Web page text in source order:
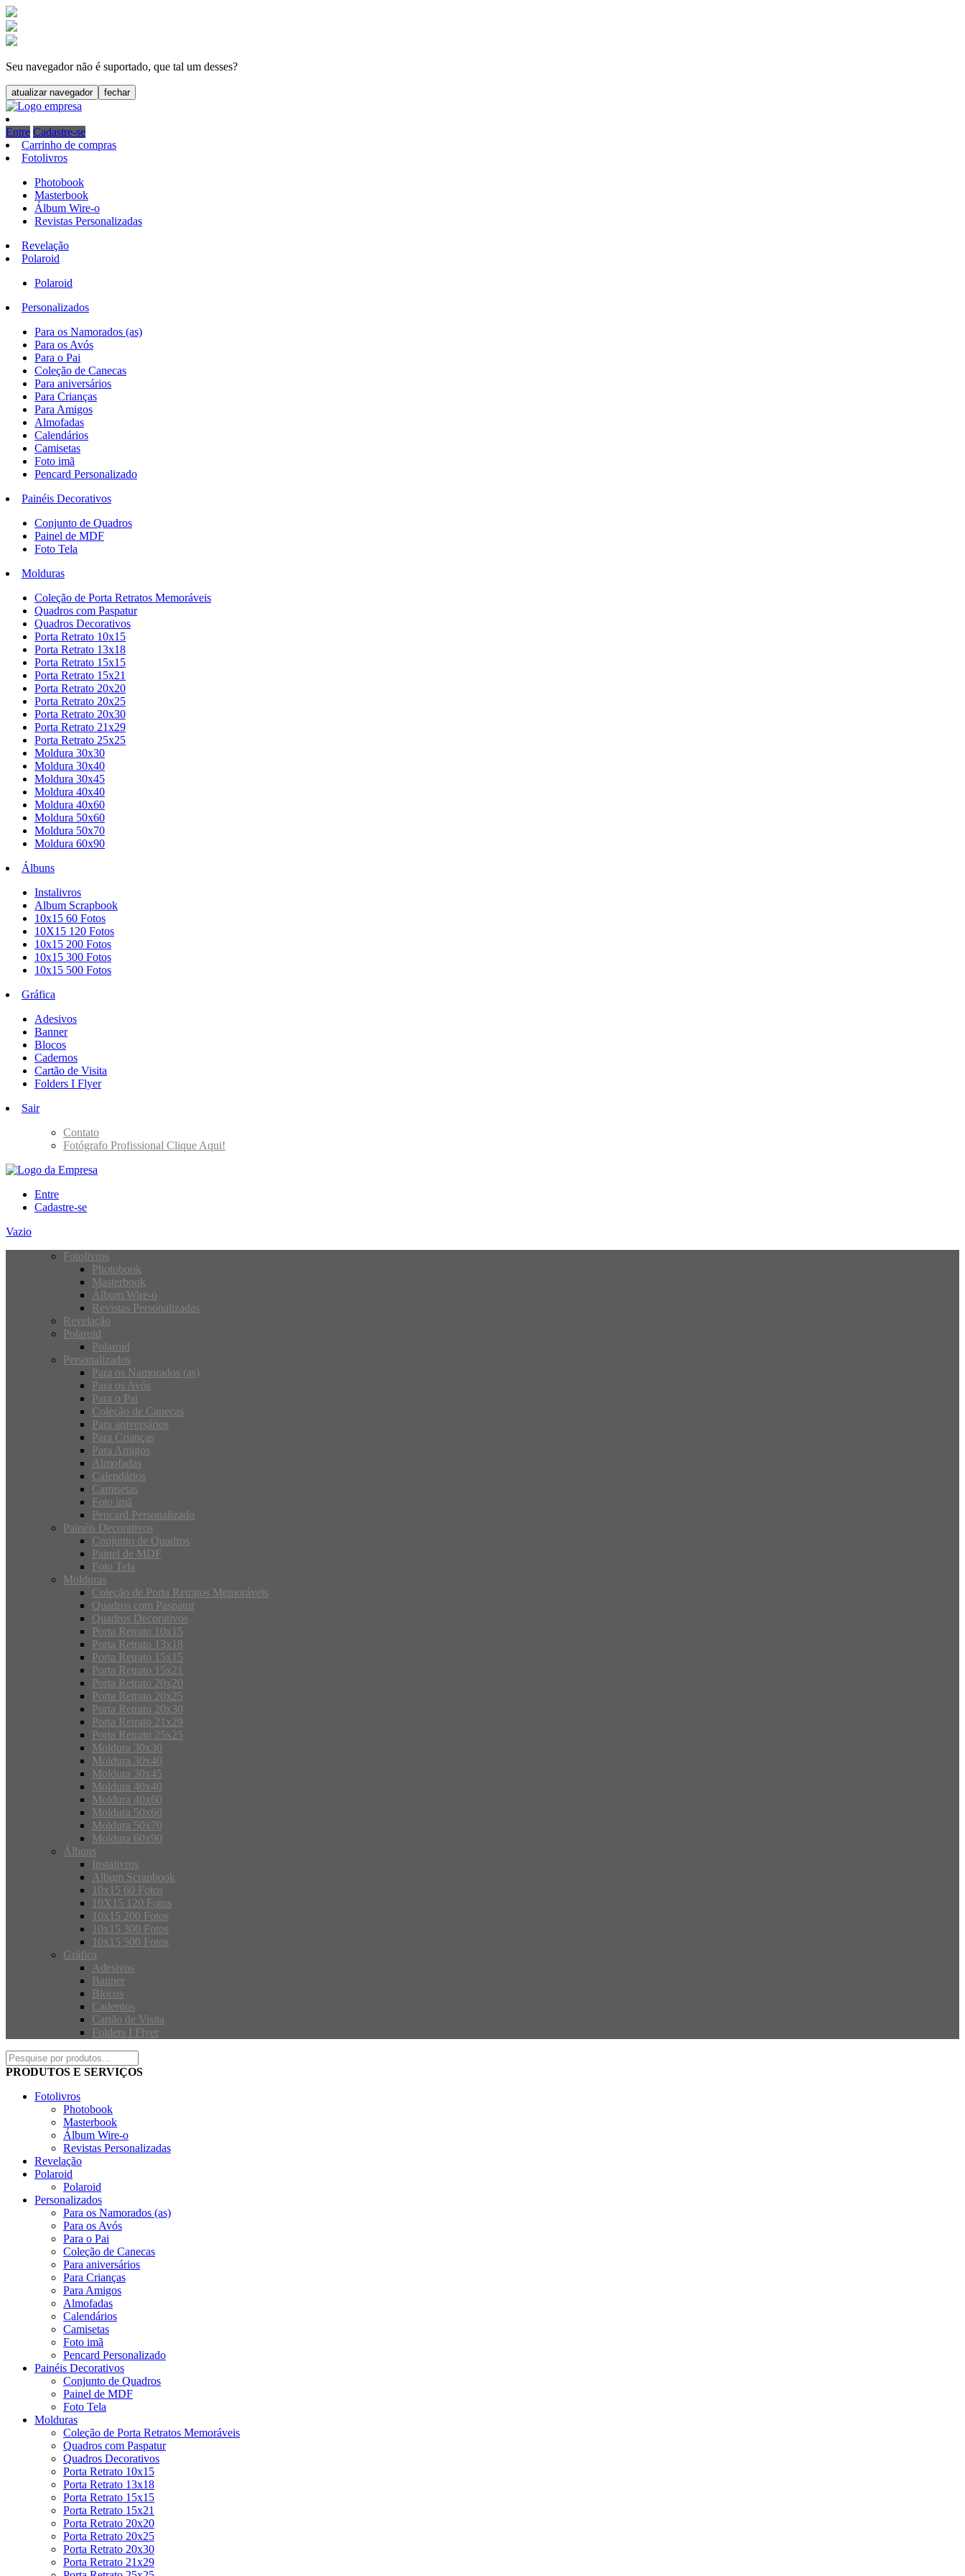
Seu navegador não é suportado, que tal um desses?
atualizar navegador fechar
Entre Cadastre-se
Carrinho de compras
Fotolivros
Photobook
Masterbook
Álbum Wire-o
Revistas Personalizadas
Revelação
Polaroid
Polaroid
Personalizados
Para os Namorados (as)
Para os Avós
Para o Pai
Coleção de Canecas
Para aniversários
Para Crianças
Para Amigos
Almofadas
Calendários
Camisetas
Foto imã
Pencard Personalizado
Painéis Decorativos
Conjunto de Quadros
Painel de MDF
Foto Tela
Molduras
Coleção de Porta Retratos Memoráveis
Quadros com Paspatur
Quadros Decorativos
Porta Retrato 10x15
Porta Retrato 13x18
Porta Retrato 15x15
Porta Retrato 15x21
Porta Retrato 20x20
Porta Retrato 20x25
Porta Retrato 20x30
Porta Retrato 21x29
Porta Retrato 25x25
Moldura 30x30
Moldura 30x40
Moldura 30x45
Moldura 40x40
Moldura 40x60
Moldura 50x60
Moldura 50x70
Moldura 60x90
Álbuns
Instalivros
Album Scrapbook
10x15 60 Fotos
10X15 120 Fotos
10x15 200 Fotos
10x15 300 Fotos
10x15 500 Fotos
Gráfica
Adesivos
Banner
Blocos
Cadernos
Cartão de Visita
Folders I Flyer
Sair
Contato
Fotógrafo Profissional Clique Aqui!
Entre
Cadastre-se
Vazio
Fotolivros
Photobook
Masterbook
Álbum Wire-o
Revistas Personalizadas
Revelação
Polaroid
Polaroid
Personalizados
Para os Namorados (as)
Para os Avós
Para o Pai
Coleção de Canecas
Para aniversários
Para Crianças
Para Amigos
Almofadas
Calendários
Camisetas
Foto imã
Pencard Personalizado
Painéis Decorativos
Conjunto de Quadros
Painel de MDF
Foto Tela
Molduras
Coleção de Porta Retratos Memoráveis
Quadros com Paspatur
Quadros Decorativos
Porta Retrato 10x15
Porta Retrato 13x18
Porta Retrato 15x15
Porta Retrato 15x21
Porta Retrato 20x20
Porta Retrato 20x25
Porta Retrato 20x30
Porta Retrato 21x29
Porta Retrato 25x25
Moldura 30x30
Moldura 30x40
Moldura 30x45
Moldura 40x40
Moldura 40x60
Moldura 50x60
Moldura 50x70
Moldura 60x90
Álbuns
Instalivros
Album Scrapbook
10x15 60 Fotos
10X15 120 Fotos
10x15 200 Fotos
10x15 300 Fotos
10x15 500 Fotos
Gráfica
Adesivos
Banner
Blocos
Cadernos
Cartão de Visita
Folders I Flyer
PRODUTOS E SERVIÇOS
Fotolivros
Photobook
Masterbook
Álbum Wire-o
Revistas Personalizadas
Revelação
Polaroid
Polaroid
Personalizados
Para os Namorados (as)
Para os Avós
Para o Pai
Coleção de Canecas
Para aniversários
Para Crianças
Para Amigos
Almofadas
Calendários
Camisetas
Foto imã
Pencard Personalizado
Painéis Decorativos
Conjunto de Quadros
Painel de MDF
Foto Tela
Molduras
Coleção de Porta Retratos Memoráveis
Quadros com Paspatur
Quadros Decorativos
Porta Retrato 10x15
Porta Retrato 13x18
Porta Retrato 15x15
Porta Retrato 15x21
Porta Retrato 20x20
Porta Retrato 20x25
Porta Retrato 20x30
Porta Retrato 21x29